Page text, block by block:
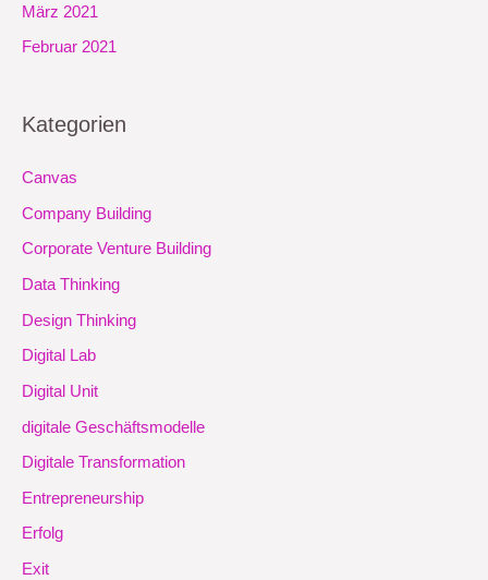
März 2021
Februar 2021
Kategorien
Canvas
Company Building
Corporate Venture Building
Data Thinking
Design Thinking
Digital Lab
Digital Unit
digitale Geschäftsmodelle
Digitale Transformation
Entrepreneurship
Erfolg
Exit